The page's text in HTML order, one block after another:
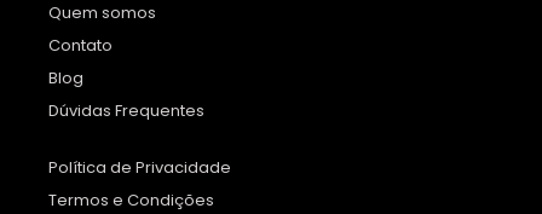
Quem somos
Contato
Blog
Dúvidas Frequentes
Política de Privacidade
Termos e Condições